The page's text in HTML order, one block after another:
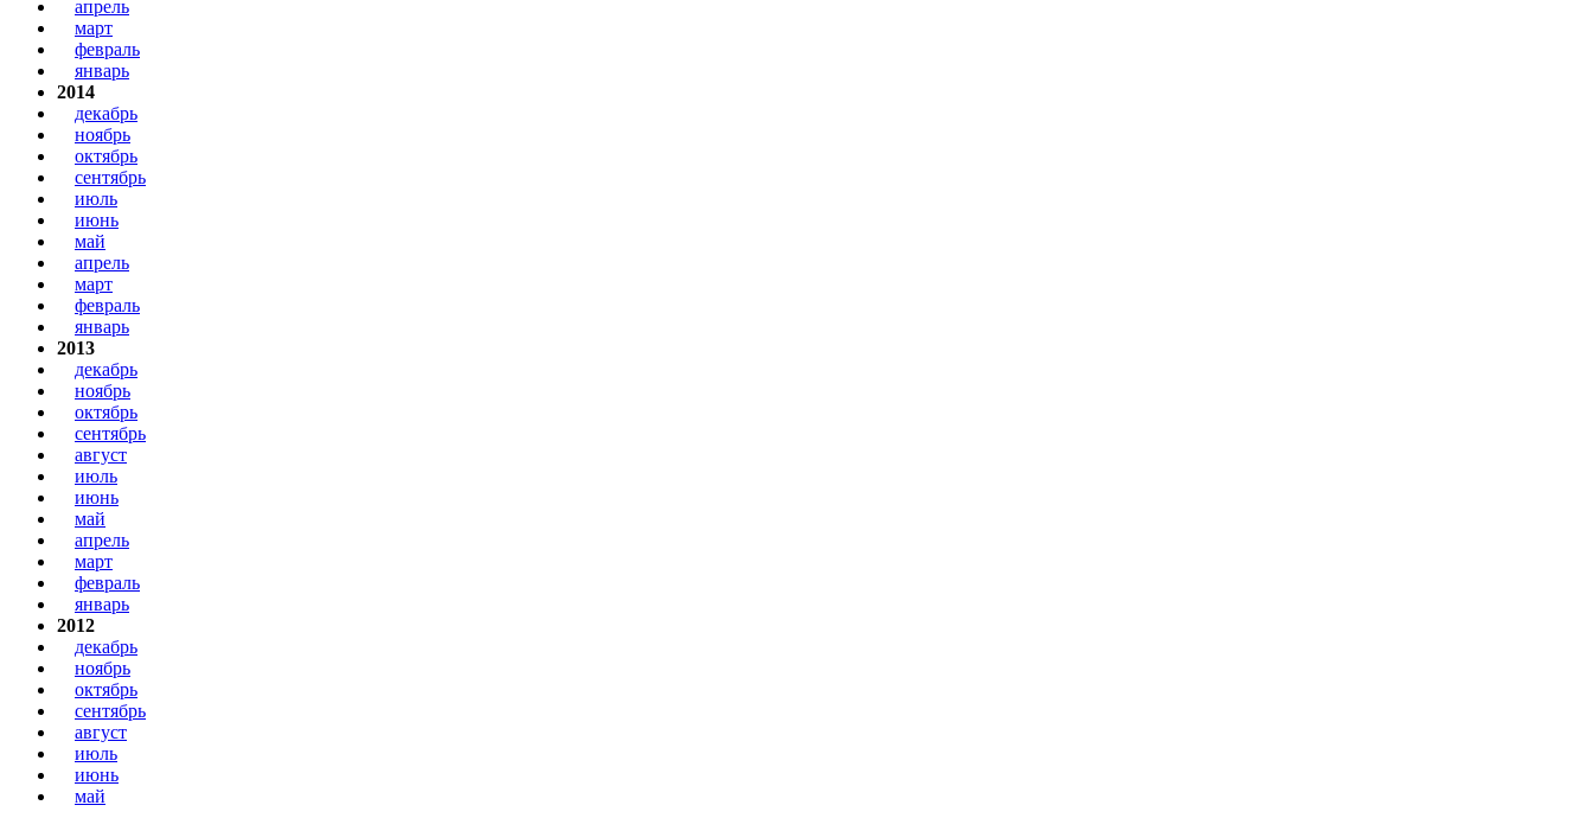
апрель
март
февраль
январь
2014
декабрь
ноябрь
октябрь
сентябрь
июль
июнь
май
апрель
март
февраль
январь
2013
декабрь
ноябрь
октябрь
сентябрь
август
июль
июнь
май
апрель
март
февраль
январь
2012
декабрь
ноябрь
октябрь
сентябрь
август
июль
июнь
май